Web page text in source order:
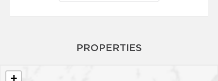
PROPERTIES
+